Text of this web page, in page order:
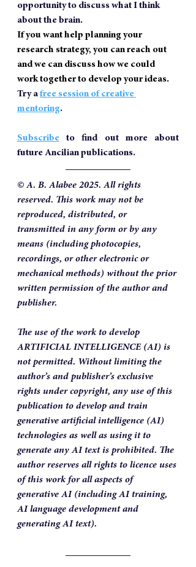
opportunity to discuss what I think
about the brain.
If you want help planning your
research strategy, you can reach out
and we can discuss how we could
work together to develop your ideas.
Try a free session of creative
mentoring.
Subscribe to find out more about
future Ancilian publications.
© A. B. Alabee 2025. All rights
reserved. This work may not be
reproduced, distributed, or
transmitted in any form or by any
means (including photocopies,
recordings, or other electronic or
mechanical methods) without the prior
written permission of the author and
publisher.
The use of the work to develop
ARTIFICIAL INTELLIGENCE (AI) is
not permitted. Without limiting the
author’s and publisher’s exclusive
rights under copyright, any use of this
publication to develop and train
generative artificial intelligence (AI)
technologies as well as using it to
generate any AI text is prohibited. The
author reserves all rights to licence uses
of this work for all aspects of
generative AI (including AI training,
AI language development and
generating AI text).